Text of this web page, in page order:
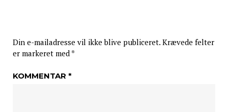
Din e-mailadresse vil ikke blive publiceret. Krævede felter
er markeret med *
KOMMENTAR *